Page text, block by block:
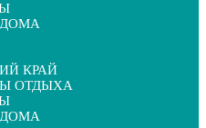
КРАЙ
ОТДЫХА